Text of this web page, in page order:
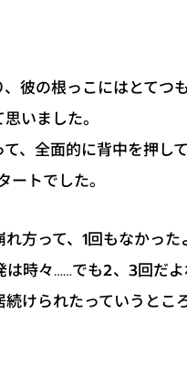
彼の根っこにはとてつ
いました。
、全面的に背中を押し
トでした。
方って、1回もなかっ
時々……でも2、3回だ
けられたっていうとこ